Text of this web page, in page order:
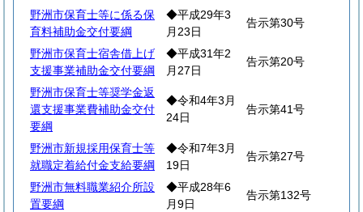
野洲市保育士等に係る保
育料補助金交付要綱
◆平成29年3
月23日
告示第30号
野洲市保育士宿舎借上げ
支援事業補助金交付要綱
◆平成31年2
月27日
告示第20号
野洲市保育士等奨学金返
還支援事業費補助金交付
要綱
◆令和4年3月
24日
告示第41号
野洲市新規採用保育士等
就職定着給付金支給要綱
◆令和7年3月
19日
告示第27号
野洲市無料職業紹介所設
置要綱
◆平成28年6
月9日
告示第132号